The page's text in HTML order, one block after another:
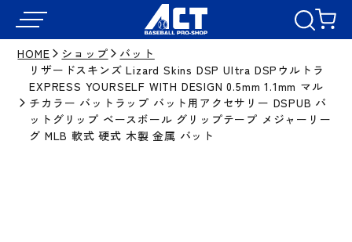
HOME ショップ
バット
リザードスキンズ Lizard Skins DSP Ultra DSPウルトラ
EXPRESS YOURSELF WITH DESIGN 0.5mm 1.1mm マル
チカラー バットラップ バット用アクセサリー DSPUB バ
ットグリップ ベースボール グリップテープ メジャーリー
グ MLB 軟式 硬式 木製 金属 バット